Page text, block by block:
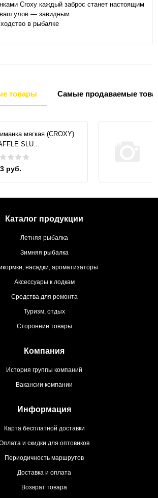
Croxy каждый заброс станет настоящим
улов — завидным.
в рыбалке
товары Самые продаваемые
мягкая (CROXY)
SLU...
руб.
Каталог продукции
Летняя рыбалка
Зимняя рыбалка
насадки, ароматизаторы
Аксессуары к лодкам
Средства для ремонта
Туризм, отдых
Сторонние товары
Компания
История группы компаний
Вакансии компании
Информация
Карта бесплатной доставки
и скидки для оптовиков
Периодичность маршрутов
Доставка и оплата
Возврат товара